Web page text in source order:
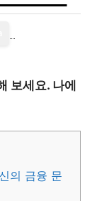
보세요. 나에
의 금융 문